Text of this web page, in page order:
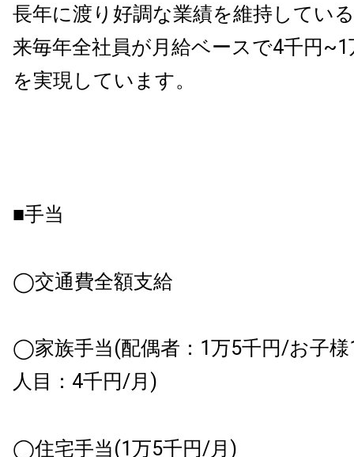
長年に渡り好調な業績を維持してい
来毎年全社員が月給ベースで4千円
を実現しています。
■手当
◯交通費全額支給
◯家族手当(配偶者：1万5千円/お子
人目：4千円/月)
◯住宅手当(1万5千円/月)